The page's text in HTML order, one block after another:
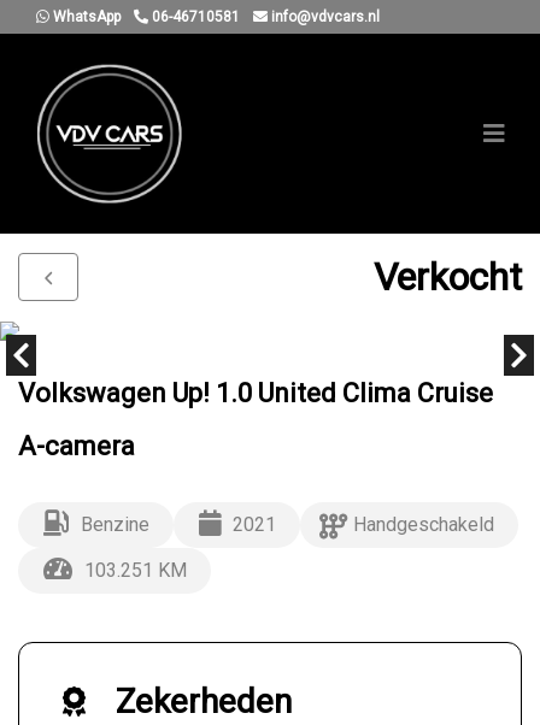
WhatsApp 06-46710581 info@vdvcars.nl
Verkocht
Volkswagen Up! 1.0 United Clima Cruise
A-camera
Benzine 2021
Handgeschakeld
103.251 KM
Zekerheden